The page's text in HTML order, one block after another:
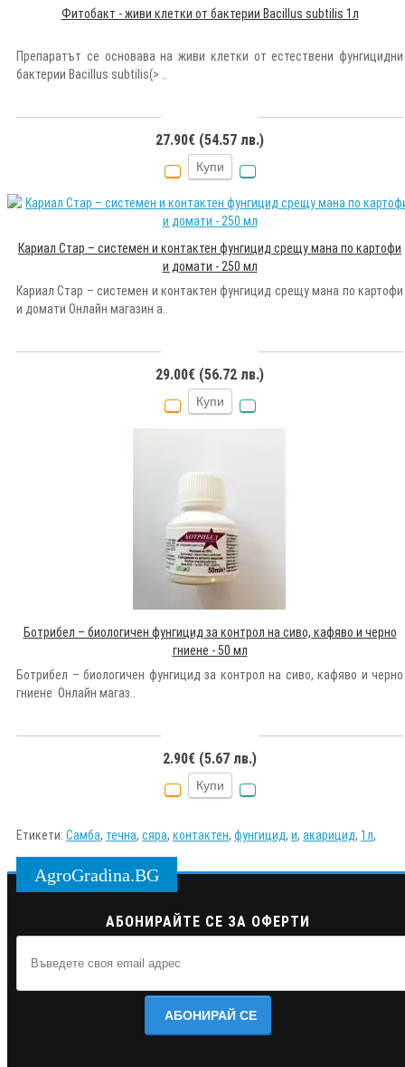
Фитобакт - живи клетки от бактерии Bacillus subtilis 1л
Препаратът се основава на живи клетки от естествени фунгицидни
бактерии Bacillus subtilis(> ..
27.90€ (54.57 лв.)
Купи
Кариал Стар – системен и контактен фунгицид срещу мана по картофи
и домати - 250 мл
Кариал Стар – системен и контактен фунгицид срещу мана по картофи
и домати Онлайн магазин a..
29.00€ (56.72 лв.)
Купи
Ботрибел – биологичен фунгицид за контрол на сиво, кафяво и черно
гниене - 50 мл
Ботрибел – биологичен фунгицид за контрол на сиво, кафяво и черно
гниене Онлайн магаз..
2.90€ (5.67 лв.)
Купи
Етикети: Самба, течна, сяра, контактен, фунгицид, и, акарицид, 1л,
AgroGradina.BG
АБОНИРАЙТЕ СЕ ЗА ОФЕРТИ
АБОНИРАЙ СЕ